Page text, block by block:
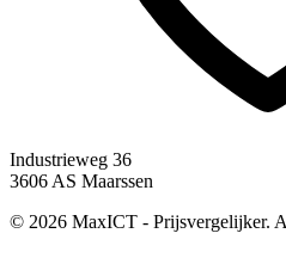
Industrieweg 36
3606 AS Maarssen
© 2026 MaxICT - Prijsvergelijker.